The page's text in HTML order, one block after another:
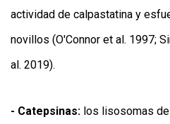
actividad de calpastatina y
novillos (O'Connor et al. 1997;
al. 2019).
- Catepsinas: los lisosomas